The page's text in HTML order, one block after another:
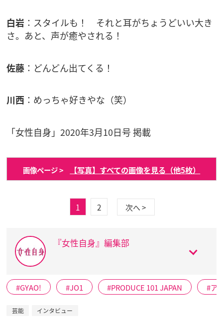
白岩 ：スタイルも！ それと耳がちょうどいい大き
さ。あと、声が癒やされる！
佐藤 ：どんどん出てくる！
川西 ：めっちゃ好きやな（笑）
「女性自身」2020年3月10日号 掲載
画像ページ > 【写真】すべての画像を見る（他5枚）
1 2 次へ >
『女性自身』編集部
GYAO! JO1 PRODUCE 101 JAPAN ア
芸能 インタビュー